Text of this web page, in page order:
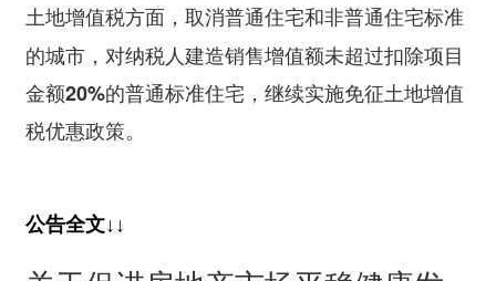
土地增值税方面 ，取消普通住宅和非普通住宅标准
的城市， 对纳税人建造销售增值额未超过扣除项目
金额20%的普通标准住宅，继续实施免征土地增值
税优惠政策。
公告全文↓↓